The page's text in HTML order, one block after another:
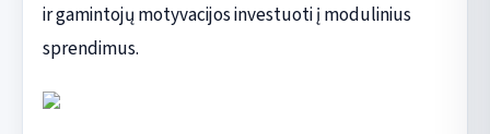
ir gamintojų motyvacijos investuoti į modulinius
sprendimus.